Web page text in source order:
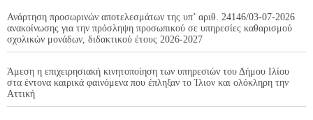
Ανάρτηση προσωρινών αποτελεσμάτων της υπ’ αριθ. 24146/03-07-2026
ανακοίνωσης για την πρόσληψη προσωπικού σε υπηρεσίες καθαρισμού
σχολικών μονάδων, διδακτικού έτους 2026-2027
Άμεση η επιχειρησιακή κινητοποίηση των υπηρεσιών του Δήμου Ιλίου
στα έντονα καιρικά φαινόμενα που έπληξαν το Ίλιον και ολόκληρη την
Αττική